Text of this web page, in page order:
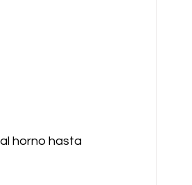
horno hasta